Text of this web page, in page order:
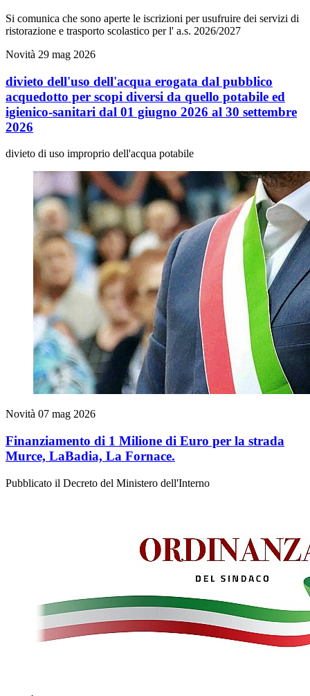
Si comunica che sono aperte le iscrizioni per usufruire dei servizi di
ristorazione e trasporto scolastico per l' a.s. 2026/2027
Novità 29 mag 2026
divieto dell'uso dell'acqua erogata dal pubblico
acquedotto per scopi diversi da quello potabile ed
igienico-sanitari dal 01 giugno 2026 al 30 settembre
2026
divieto di uso improprio dell'acqua potabile
Novità 07 mag 2026
Finanziamento di 1 Milione di Euro per la strada
Murce, LaBadia, La Fornace.
Pubblicato il Decreto del Ministero dell'Interno